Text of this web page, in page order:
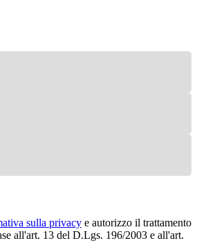
sulla privacy e autorizzo il trattamento
all'art. 13 del D.Lgs. 196/2003 e all'art.